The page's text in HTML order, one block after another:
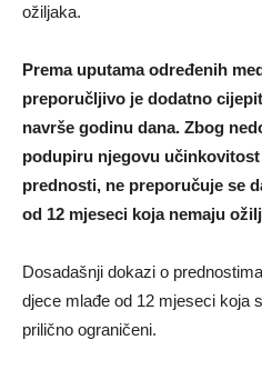
ožiljaka.
Prema uputama određenih
preporučljivo je dodatno
navrše godinu dana. Zbog
podupiru njegovu
prednosti, ne preporučuje se
od 12 mjeseci koja nemaju
Dosadašnji dokazi o
djece mlađe od 12 mjeseci koja
prilično ograničeni.